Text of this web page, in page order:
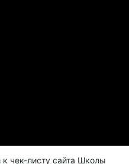
чек-листу сайта Школы